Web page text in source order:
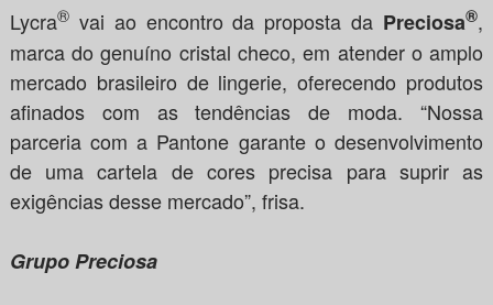
Lycra®vai ao encontro da proposta da Preciosa®,
marca do genuíno cristal checo, em atender o amplo
mercado brasileiro de lingerie, oferecendo produtos
afinados com as tendências de moda. “Nossa
parceria com a Pantone garante o desenvolvimento
de uma cartela de cores precisa para suprir as
exigências desse mercado”, frisa.
Grupo Preciosa